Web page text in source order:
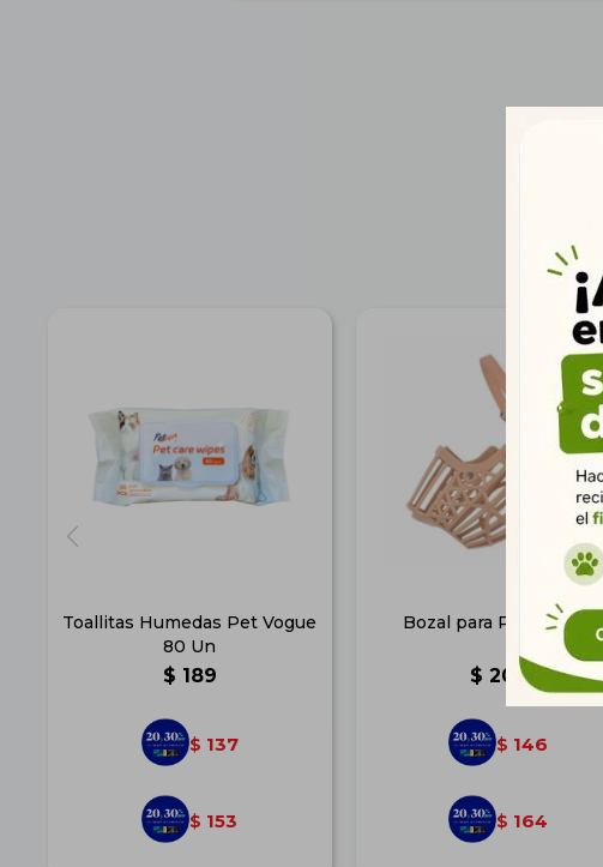
Toallitas Humedas Pet Vogue
80 Un
$ 189
$ 137
$ 153
Bozal para Perros Nº3
$ 202
$ 146
$ 164